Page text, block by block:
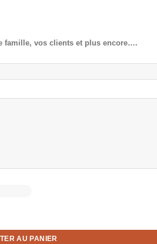
famille, vos clients et plus encore….
AU PANIER